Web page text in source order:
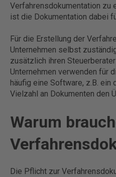
Verfahrensdokumentation zu
ist die Dokumentation dabei
Für die Erstellung der
Unternehmen selbst
zusätzlich ihren
Unternehmen verwenden für
häufig eine Software, z.B. ein
Vielzahl an Dokumenten den
Warum
Die Pflicht zur